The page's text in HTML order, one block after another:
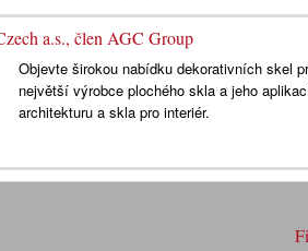
a.s., člen AGC Group
Objevte širokou nabídku dekorativních skel
největší výrobce plochého skla a jeho
architekturu a skla pro interiér.